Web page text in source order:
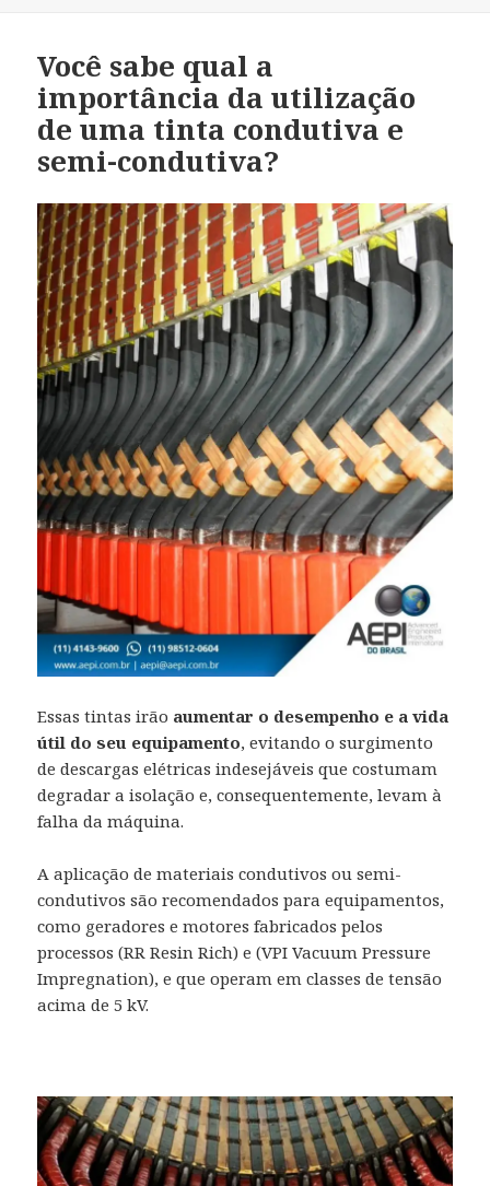
Você sabe qual a
importância da utilização
de uma tinta condutiva e
semi-condutiva?
Essas tintas irão aumentar o desempenho e a vida
útil do seu equipamento, evitando o surgimento
de descargas elétricas indesejáveis que costumam
degradar a isolação e, consequentemente, levam à
falha da máquina.
A aplicação de materiais condutivos ou semi-
condutivos são recomendados para equipamentos,
como geradores e motores fabricados pelos
processos (RR Resin Rich) e (VPI Vacuum Pressure
Impregnation), e que operam em classes de tensão
acima de 5 kV.